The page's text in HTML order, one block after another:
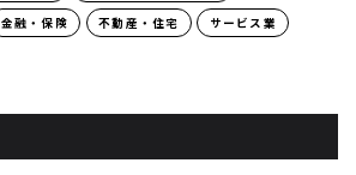
金融・保険 不動産・住宅 サービス業